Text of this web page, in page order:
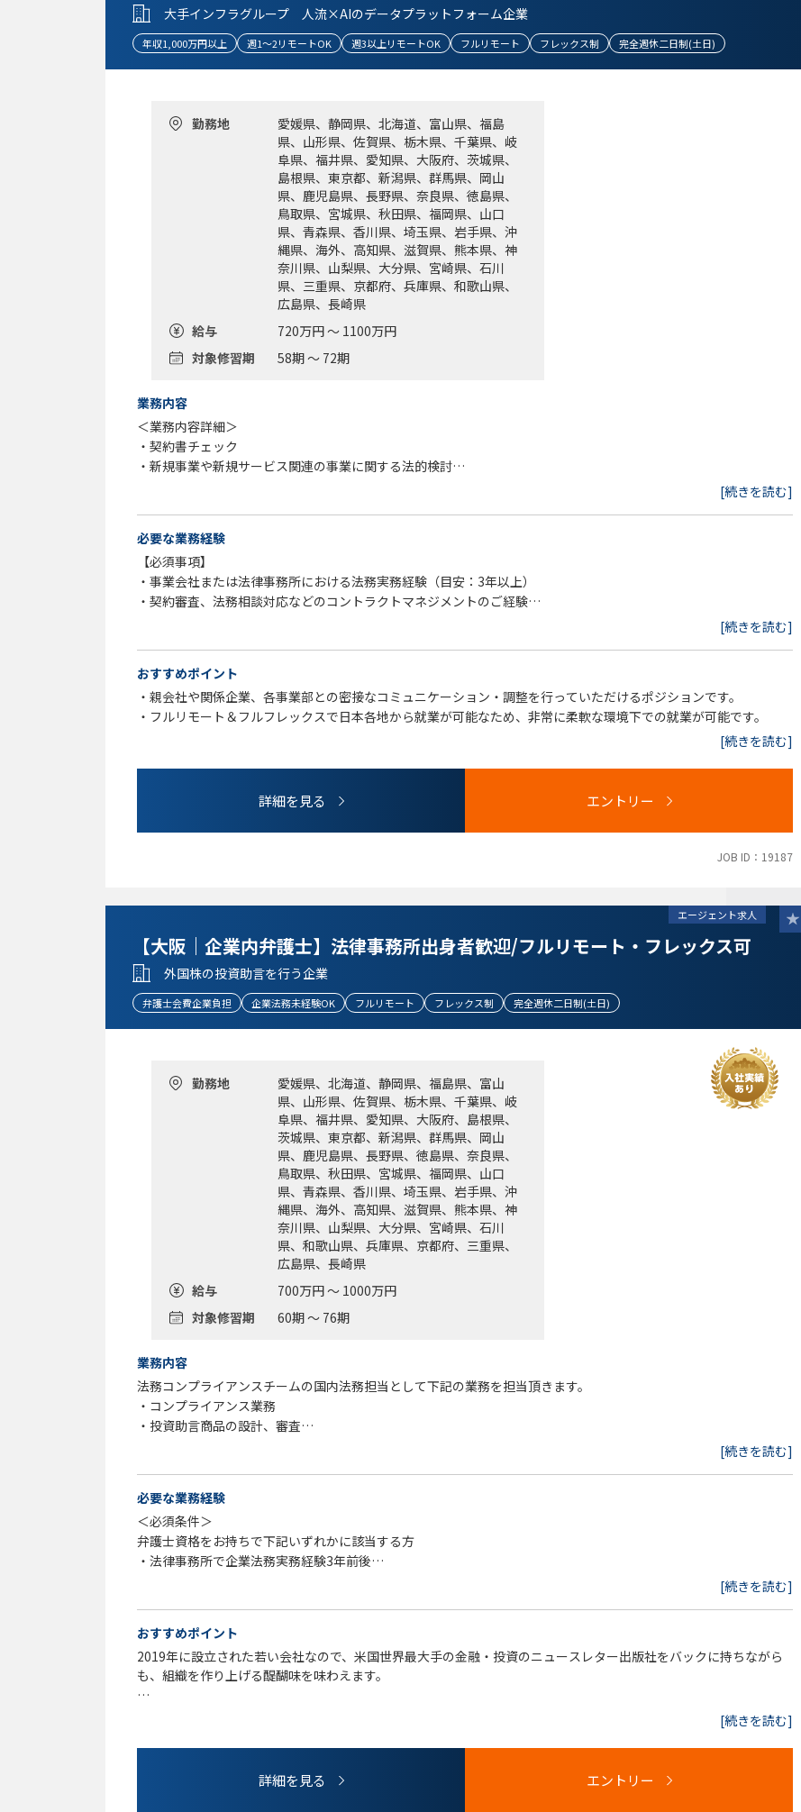
・Pマーク取得や運用経験をお持ちの方
・暗号資産に係る知見があり業界への興味が強い方
大手インフラグループ 人流×AIのデータプラットフォーム企業
年収1,000万円以上 週1～2リモートOK 週3以上リモートOK フルリモート フレックス制 完全週休二日制(土日)
勤務地
愛媛県、静岡県、北海道、富山県、福島
県、山形県、佐賀県、栃木県、千葉県、岐
阜県、福井県、愛知県、大阪府、茨城県、
島根県、東京都、新潟県、群馬県、岡山
県、鹿児島県、長野県、奈良県、徳島県、
鳥取県、宮城県、秋田県、福岡県、山口
県、青森県、香川県、埼玉県、岩手県、沖
縄県、海外、高知県、滋賀県、熊本県、神
奈川県、山梨県、大分県、宮崎県、石川
県、三重県、京都府、兵庫県、和歌山県、
広島県、長崎県
給与
720万円 ～ 1100万円
対象修習期
58期 ～ 72期
業務内容
＜業務内容詳細＞
・契約書チェック
・新規事業や新規サービス関連の事業に関する法的検討
・各種プロジェクト参画等による事業部門支援
[続きを読む]
必要な業務経験
【必須事項】
・事業会社または法律事務所における法務実務経験（目安：3年以上）
・契約審査、法務相談対応などのコントラクトマネジメントのご経験
以下のいずれかの経験のある方は歓迎します
・IT／SaaS／プラットフォームビジネス等に関する法務経験
・データ利活用やデジタル領域に関する知見・実務経験
[続きを読む]
おすすめポイント
・親会社や関係企業、各事業部との密接なコミュニケーション・調整を行っていただけるポジションです。
・フルリモート＆フルフレックスで日本各地から就業が可能なため、非常に柔軟な環境下での就業が可能です。
[続きを読む]
詳細を見る エントリー
JOB ID：19187
エージェント求人
【大阪｜企業内弁護士】法律事務所出身者歓迎/フルリモート・フレックス可
外国株の投資助言を行う企業
弁護士会費企業負担 企業法務未経験OK フルリモート フレックス制 完全週休二日制(土日)
勤務地
愛媛県、北海道、静岡県、福島県、富山
県、山形県、佐賀県、栃木県、千葉県、岐
阜県、福井県、愛知県、大阪府、島根県、
茨城県、東京都、新潟県、群馬県、岡山
県、鹿児島県、長野県、徳島県、奈良県、
鳥取県、秋田県、宮城県、福岡県、山口
県、青森県、香川県、埼玉県、岩手県、沖
縄県、海外、高知県、滋賀県、熊本県、神
奈川県、山梨県、大分県、宮崎県、石川
県、和歌山県、兵庫県、京都府、三重県、
広島県、長崎県
給与
700万円 ～ 1000万円
対象修習期
60期 ～ 76期
業務内容
法務コンプライアンスチームの国内法務担当として下記の業務を担当頂きます。
・コンプライアンス業務
・投資助言商品の設計、審査
・法律相談（グループ会社も含む）、顧問弁護士の窓口対応
・訴訟対応（顧問弁護士との連携）
・知財関連（商標・著作権の管理、著作権侵害に対する対応、等）
・法的調査全般
※変更の範囲：会社の定める業務とする
[続きを読む]
必要な業務経験
＜必須条件＞
弁護士資格をお持ちで下記いずれかに該当する方
・法律事務所で企業法務実務経験3年前後
＜歓迎要項＞
・ビジネス的な思考力をお持ちの方
・コミュニケーション能力が高い方
・自発的に行動ができる方
[続きを読む]
おすすめポイント
2019年に設立された若い会社なので、米国世界最大手の金融・投資のニュースレター出版社をバックに持ちながら
も、組織を作り上げる醍醐味を味わえます。
自主性を尊重しており、率先してやりたいことを任せてもらえる環境です。グループ会社の各法務担当と連携をと
フルリモート、フレックス制度が導入されており、非常に柔軟に働くことができます。同社はグループ会社含め、子
育て中の女性の方が多く、ワークライフバランスを重視しながらも、法務としてのキャリアを目指せるポジションで
[続きを読む]
詳細を見る エントリー